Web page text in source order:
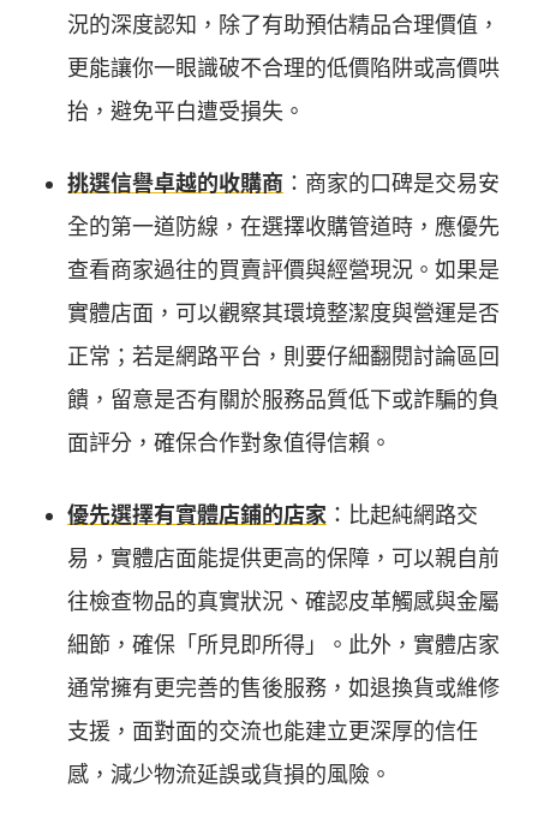
況的深度認知，除了有助預估精品合理價值，
更能讓你一眼識破不合理的低價陷阱或高價哄
抬，避免平白遭受損失。
挑選信譽卓越的收購商 ：商家的口碑是交易安
全的第一道防線，在選擇收購管道時，應優先
查看商家過往的買賣評價與經營現況。如果是
實體店面，可以觀察其環境整潔度與營運是否
正常；若是網路平台，則要仔細翻閱討論區回
饋，留意是否有關於服務品質低下或詐騙的負
面評分，確保合作對象值得信賴。
優先選擇有實體店鋪的店家 ：比起純網路交
易，實體店面能提供更高的保障，可以親自前
往檢查物品的真實狀況、確認皮革觸感與金屬
細節，確保「所見即所得」。此外，實體店家
通常擁有更完善的售後服務，如退換貨或維修
支援，面對面的交流也能建立更深厚的信任
感，減少物流延誤或貨損的風險。